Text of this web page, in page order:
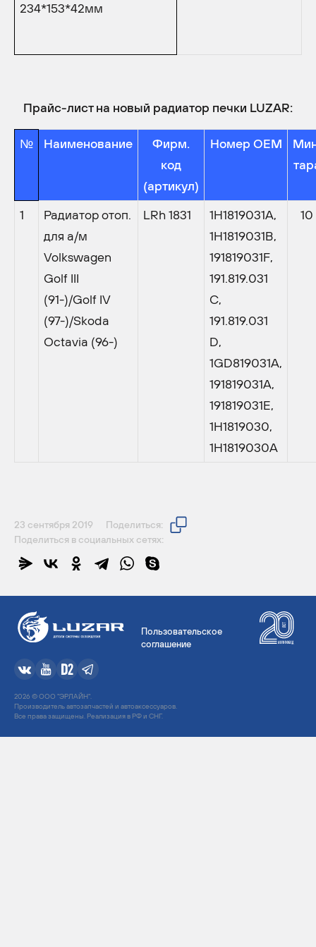
234*153*42мм
Прайс-лист на новый радиатор печки LUZAR:
№ Наименование
Фирм.
код
(артикул)
Номер OEM
1
Радиатор отоп.
для а/м
Volkswagen
Golf III
(91-)/Golf IV
(97-)/Skoda
Octavia (96-)
LRh 1831
1H1819031A,
1H1819031B,
191819031F,
191.819.031
C,
191.819.031
D,
1GD819031A,
191819031A,
191819031E,
1H1819030,
1H1819030A
10
23 сентября 2019
Поделиться:
Поделиться в социальных сетях:
Пользовательское
соглашение
2026 © ООО "ЭРЛАЙН".
Производитель автозапчастей и автоаксессуаров.
Все права защищены. Реализация в РФ и СНГ.